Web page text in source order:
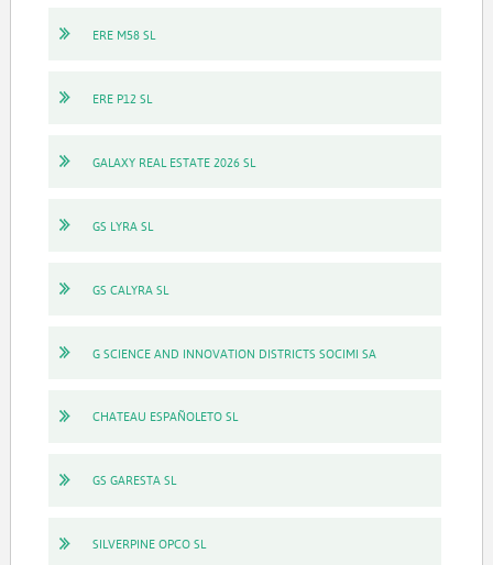
ERE M58 SL
ERE P12 SL
GALAXY REAL ESTATE 2026 SL
GS LYRA SL
GS CALYRA SL
G SCIENCE AND INNOVATION DISTRICTS SOCIMI SA
CHATEAU ESPAÑOLETO SL
GS GARESTA SL
SILVERPINE OPCO SL